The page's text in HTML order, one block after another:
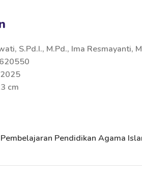
S.Pd.I., M.Pd., Ima Resmayanti,
cm
Pendidikan Agama